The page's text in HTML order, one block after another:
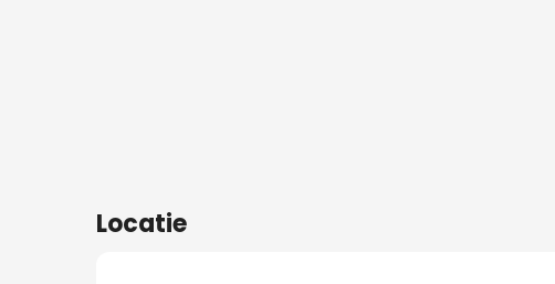
Locatie